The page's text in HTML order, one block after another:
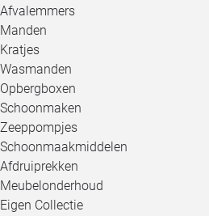
Afvalemmers
Manden
Kratjes
Wasmanden
Opbergboxen
Schoonmaken
Zeeppompjes
Schoonmaakmiddelen
Afdruiprekken
Meubelonderhoud
Eigen Collectie